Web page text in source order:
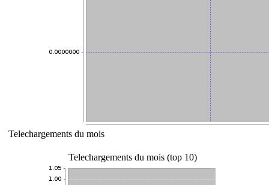
Telechargements du mois
Telechargements du mois (top 10)